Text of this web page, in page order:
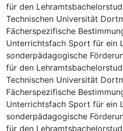
für den
Technischen Universität
Fächerspezifische
Unterrichtsfach Sport für ein
sonderpädagogische
für den
Technischen Universität
Fächerspezifische
Unterrichtsfach Sport für ein
sonderpädagogische
für den